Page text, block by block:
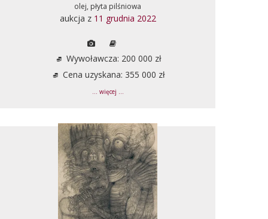
olej, płyta pilśniowa
aukcja z 11 grudnia 2022
Wywoławcza: 200 000 zł
Cena uzyskana: 355 000 zł
... więcej ...